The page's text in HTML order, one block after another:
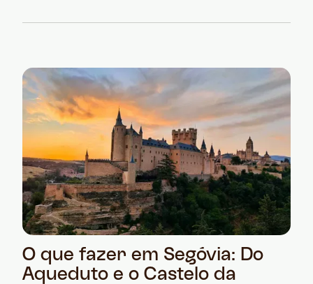
O que fazer em Segóvia: Do
Aqueduto e o Castelo da